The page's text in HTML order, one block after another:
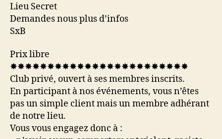
Lieu Secret
Demandes nous plus d’infos
SxB
Prix libre
✸✸✸✸✸✸✸✸✸✸✸✸✸✸✸✸✸✸✸✸✸✸✸✸
Club privé, ouvert à ses membres inscrits.
En participant à nos événements, vous n’êtes
pas un simple client mais un membre adhérant
de notre lieu.
Vous vous engagez donc à :